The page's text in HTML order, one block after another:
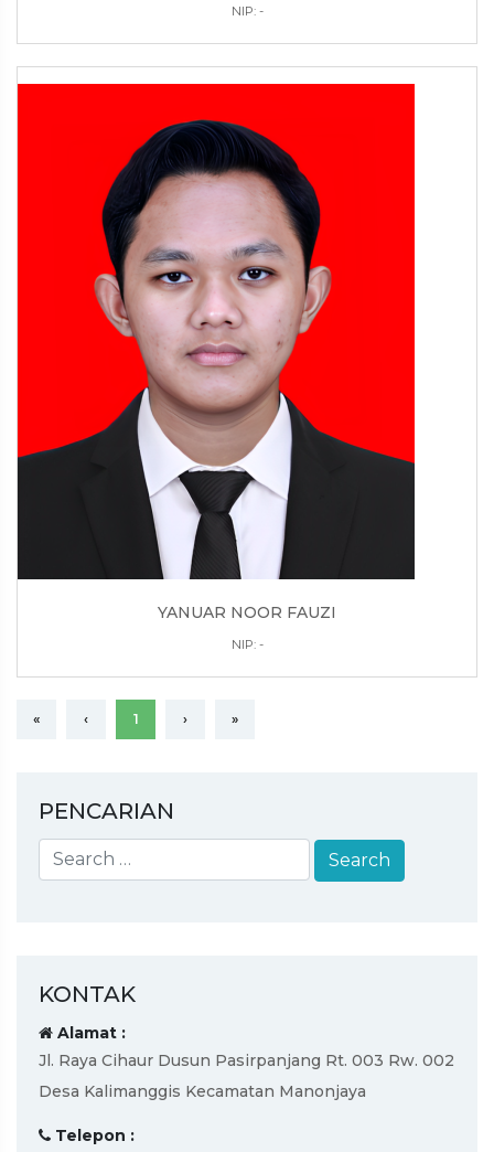
NIP: -
YANUAR NOOR FAUZI
NIP: -
« ‹ 1 › »
PENCARIAN
KONTAK
Alamat :
Jl. Raya Cihaur Dusun Pasirpanjang Rt. 003 Rw. 002
Desa Kalimanggis Kecamatan Manonjaya
Telepon :